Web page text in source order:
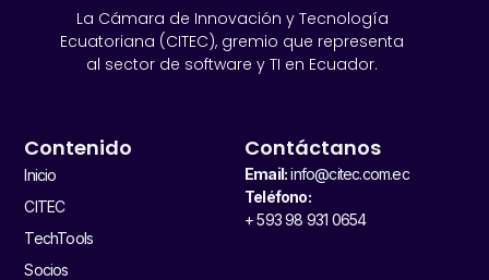
La Cámara de Innovación y Tecnología
Ecuatoriana (CITEC), gremio que representa
al sector de software y TI en Ecuador.
Contenido
Inicio
CITEC
TechTools
Socios
Contáctanos
Email:info@citec.com.ec
Teléfono:
+ 593 98 931 0654